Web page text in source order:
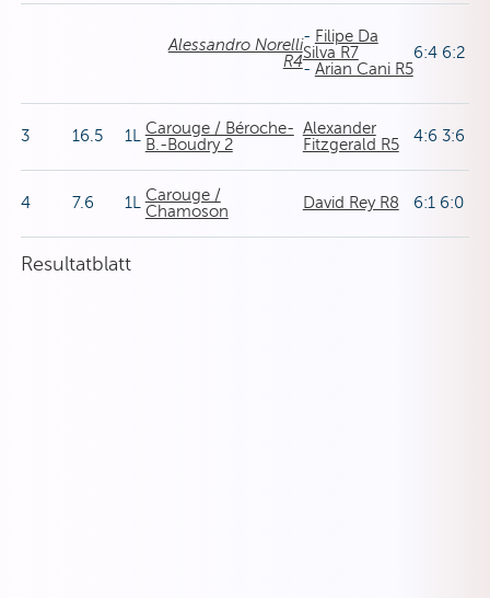
Alessandro Norelli
R4
- Filipe Da
Silva R7
- Arian Cani R5
6:4 6:2
3 16.5 1LCarouge / Béroche-
B.-Boudry 2
Alexander
Fitzgerald R5
4:6 3:6
4 7.6 1LCarouge /
Chamoson
David Rey R8 6:1 6:0
Resultatblatt